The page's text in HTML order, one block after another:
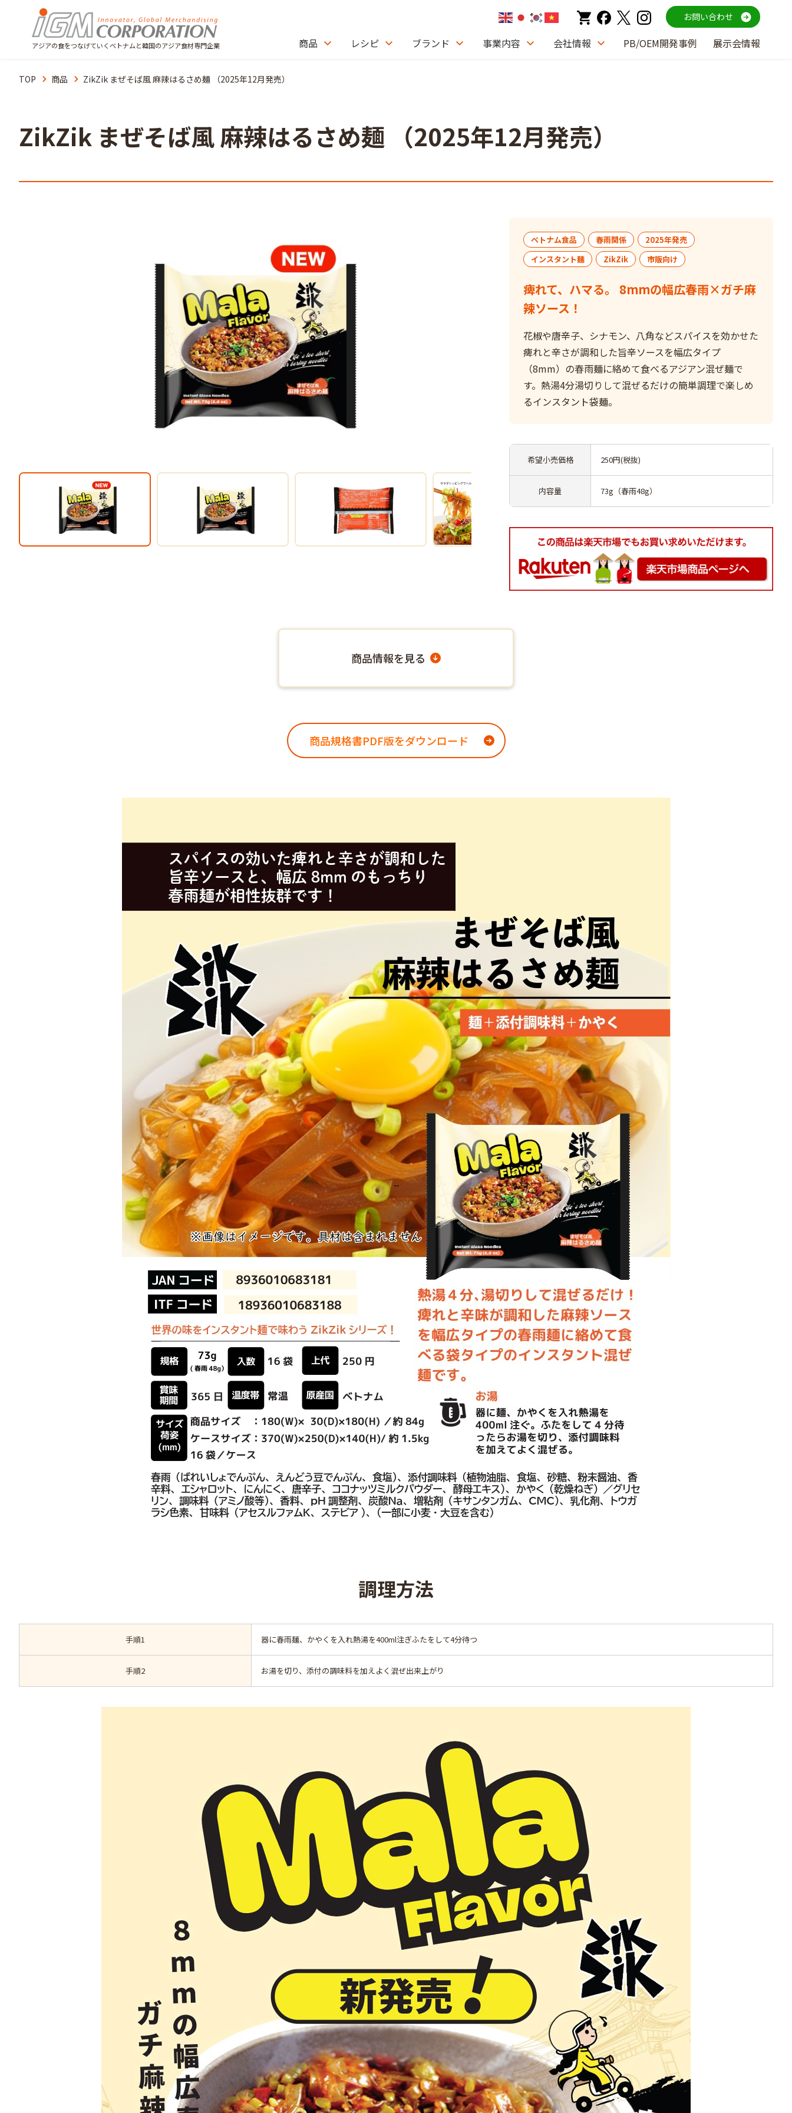
アジアの食をつなげていくベトナムと韓国のアジア食材専門企業 商品 レシピ ブランド 事業内容 会社情報 PB/OEM開発事例 展示会情報
お問い合わせ
TOP 商品 ZikZik まぜそば風 麻辣はるさめ麺 （2025年12月発売）
ZikZik まぜそば風 麻辣はるさめ麺 （2025年12月発売）
ベトナム食品 春雨関係
2025年発売
インスタント麺
ZikZik 市販向け
痺れて、ハマる。 8mmの幅広春雨×ガチ麻
辣ソース！
花椒や唐辛子、シナモン、八角などスパイスを効かせた
痺れと辛さが調和した旨辛ソースを幅広タイプ
（8mm）の春雨麺に絡めて食べるアジアン混ぜ麺で
す。熱湯4分湯切りして混ぜるだけの簡単調理で楽しめ
るインスタント袋麺。
希望小売価格 250円(税抜)
内容量 73g（春雨48g）
商品情報を見る
商品規格書PDF版をダウンロード
調理方法
手順1 器に春雨麺、かやくを入れ熱湯を400ml注ぎふたをして4分待つ
手順2 お湯を切り、添付の調味料を加えよく混ぜ出来上がり